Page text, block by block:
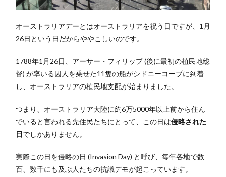
スト
アに
は国
の独
念日
い
族が
共存
する
オー
ラリ
ア
オーストラリアデーとはオーストラリアを祝う日ですが、1月
26日という日だからややこしいのです。
1788年1月26日、アーサー・フィリップ (後に最初の植民地総
督) が率いる囚人を乗せた11隻の船がシドニ​​ーコーブに到着
し、オーストラリアの植民地支配が始まりました。
つまり、オーストラリア大陸に約6万5000年以上前から住ん
でいると言われる先住民たちにとって、この日は侵略された
日でしかありません。
実際この日を侵略の日 (Invasion Day) と呼び、毎年各地で数
百、数千にも及ぶ人たちの抗議デモが起こっています。